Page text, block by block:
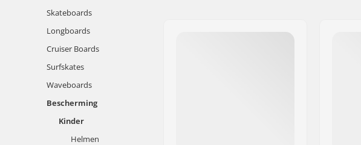
Skateboards
Longboards
Cruiser Boards
Surfskates
Waveboards
Bescherming
Kinder
Helmen